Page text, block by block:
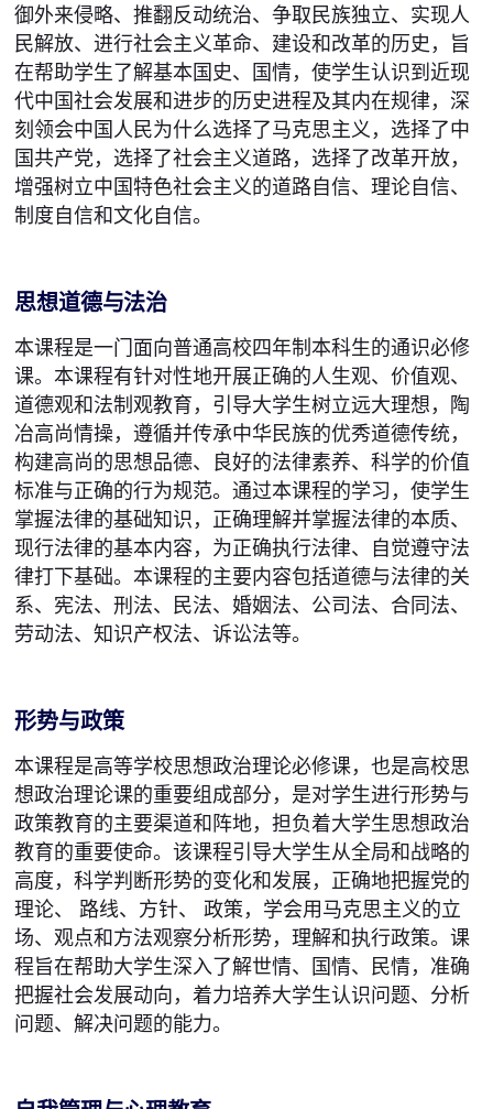
御外来侵略、推翻反动统治、争取民族独立、实现人
民解放、进行社会主义革命、建设和改革的历史，旨
在帮助学生了解基本国史、国情，使学生认识到近现
代中国社会发展和进步的历史进程及其内在规律，深
刻领会中国人民为什么选择了马克思主义，选择了中
国共产党，选择了社会主义道路，选择了改革开放，
增强树立中国特色社会主义的道路自信、理论自信、
制度自信和文化自信。
思想道德与法治
本课程是一门面向普通高校四年制本科生的通识必修
课。本课程有针对性地开展正确的人生观、价值观、
道德观和法制观教育，引导大学生树立远大理想，陶
冶高尚情操，遵循并传承中华民族的优秀道德传统，
构建高尚的思想品德、良好的法律素养、科学的价值
标准与正确的行为规范。通过本课程的学习，使学生
掌握法律的基础知识，正确理解并掌握法律的本质、
现行法律的基本内容，为正确执行法律、自觉遵守法
律打下基础。本课程的主要内容包括道德与法律的关
系、宪法、刑法、民法、婚姻法、公司法、合同法、
劳动法、知识产权法、诉讼法等。
形势与政策
本课程是高等学校思想政治理论必修课，也是高校思
想政治理论课的重要组成部分，是对学生进行形势与
政策教育的主要渠道和阵地，担负着大学生思想政治
教育的重要使命。该课程引导大学生从全局和战略的
高度，科学判断形势的变化和发展，正确地把握党的
理论、 路线、方针、 政策，学会用马克思主义的立
场、观点和方法观察分析形势，理解和执行政策。课
程旨在帮助大学生深入了解世情、国情、民情，准确
把握社会发展动向，着力培养大学生认识问题、分析
问题、解决问题的能力。